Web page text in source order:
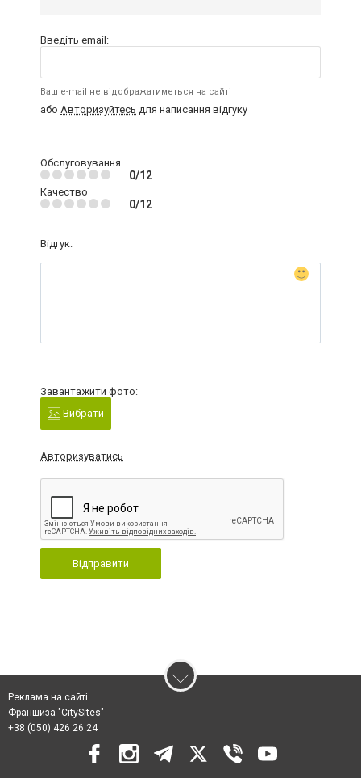
Введіть email:
Ваш e-mail не відображатиметься на сайті
або Авторизуйтесь для написання відгуку
Обслуговування
0/12
Качество
0/12
Відгук:
Завантажити фото:
Вибрати
Авторизуватись
Відправити
Реклама на сайті
Франшиза "CitySites"
+38 (050) 426 26 24